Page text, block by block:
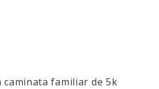
caminata familiar de 5k